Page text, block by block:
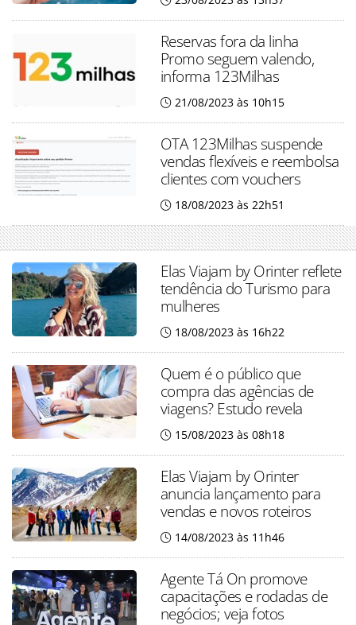
Reservas fora da linha
Promo seguem valendo,
informa 123Milhas
21/08/2023 às 10h15
OTA 123Milhas suspende
vendas flexíveis e reembolsa
clientes com vouchers
18/08/2023 às 22h51
Elas Viajam by Orinter reflete
tendência do Turismo para
mulheres
18/08/2023 às 16h22
Quem é o público que
compra das agências de
viagens? Estudo revela
15/08/2023 às 08h18
Elas Viajam by Orinter
anuncia lançamento para
vendas e novos roteiros
14/08/2023 às 11h46
Agente Tá On promove
capacitações e rodadas de
negócios; veja fotos